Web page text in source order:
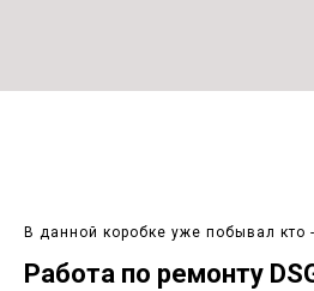
В данной коробке уже побывал кто
Работа по ремонту